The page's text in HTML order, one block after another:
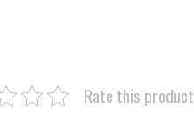
Rate this product